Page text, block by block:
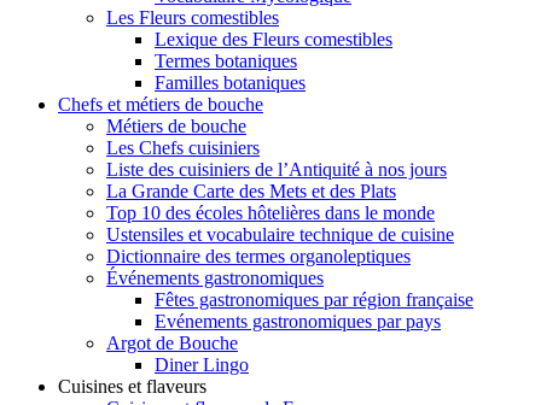
Les Fleurs comestibles
Lexique des Fleurs comestibles
Termes botaniques
Familles botaniques
Chefs et métiers de bouche
Métiers de bouche
Les Chefs cuisiniers
Liste des cuisiniers de l’Antiquité à nos jours
La Grande Carte des Mets et des Plats
Top 10 des écoles hôtelières dans le monde
Ustensiles et vocabulaire technique de cuisine
Dictionnaire des termes organoleptiques
Événements gastronomiques
Fêtes gastronomiques par région française
Evénements gastronomiques par pays
Argot de Bouche
Diner Lingo
Cuisines et flaveurs